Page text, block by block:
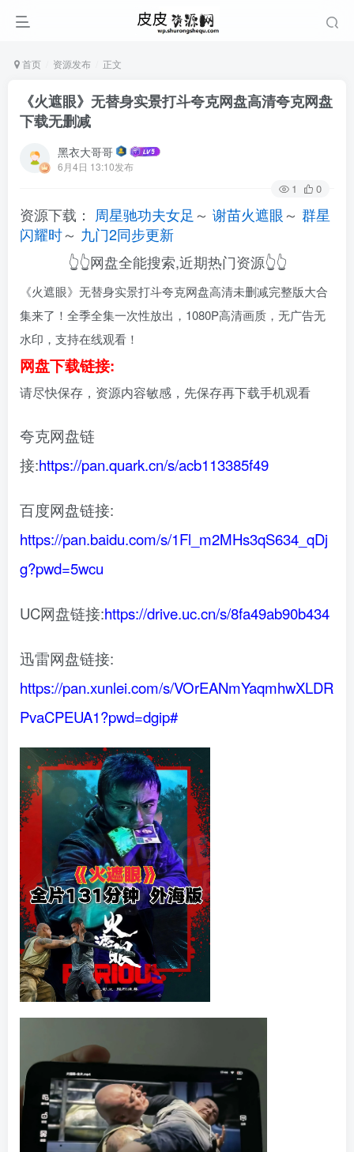
首页 资源发布 正文
《火遮眼》无替身实景打斗夸克网盘高清夸克网盘
下载无删减
黑衣大哥哥
6月4日 13:10发布
1 0
资源下载： 周星驰功夫女足 ～ 谢苗火遮眼～ 群星
闪耀时～ 九门2同步更新
👆👆网盘全能搜索,近期热门资源👆👆
《火遮眼》无替身实景打斗夸克网盘高清未删减完整版大合
集来了！全季全集一次性放出，1080P高清画质，无广告无
水印，支持在线观看！
网盘下载链接:
请尽快保存，资源内容敏感，先保存再下载手机观看
夸克网盘链
接:https://pan.quark.cn/s/acb113385f49
百度网盘链接:
https://pan.baidu.com/s/1Fl_m2MHs3qS634_qDj
g?pwd=5wcu
UC网盘链接:https://drive.uc.cn/s/8fa49ab90b434
迅雷网盘链接:
https://pan.xunlei.com/s/VOrEANmYaqmhwXLDR
PvaCPEUA1?pwd=dgip#